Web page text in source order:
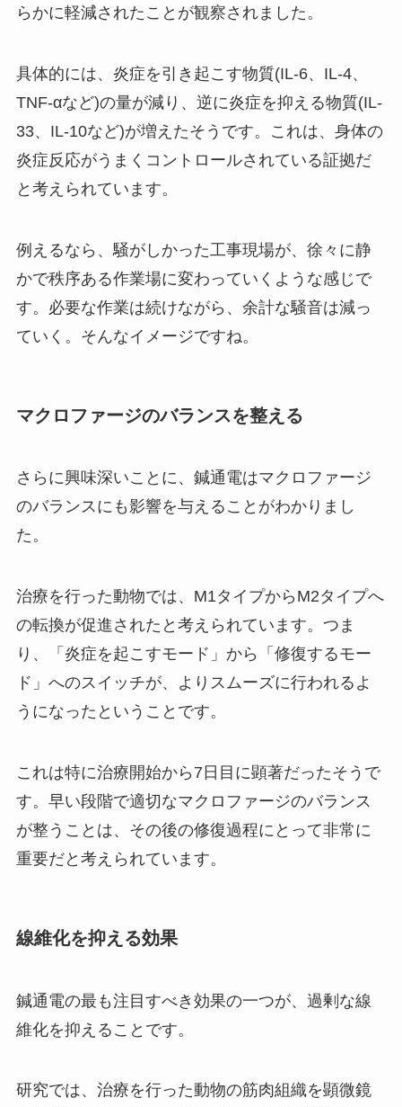
らかに軽減されたことが観察されました。
具体的には、炎症を引き起こす物質(IL-6、IL-4、
TNF-αなど)の量が減り、逆に炎症を抑える物質(IL-
33、IL-10など)が増えたそうです。これは、身体の
炎症反応がうまくコントロールされている証拠だ
と考えられています。
例えるなら、騒がしかった工事現場が、徐々に静
かで秩序ある作業場に変わっていくような感じで
す。必要な作業は続けながら、余計な騒音は減っ
ていく。そんなイメージですね。
マクロファージのバランスを整える
さらに興味深いことに、鍼通電はマクロファージ
のバランスにも影響を与えることがわかりまし
た。
治療を行った動物では、M1タイプからM2タイプへ
の転換が促進されたと考えられています。つま
り、「炎症を起こすモード」から「修復するモー
ド」へのスイッチが、よりスムーズに行われるよ
うになったということです。
これは特に治療開始から7日目に顕著だったそうで
す。早い段階で適切なマクロファージのバランス
が整うことは、その後の修復過程にとって非常に
重要だと考えられています。
線維化を抑える効果
鍼通電の最も注目すべき効果の一つが、過剰な線
維化を抑えることです。
研究では、治療を行った動物の筋肉組織を顕微鏡